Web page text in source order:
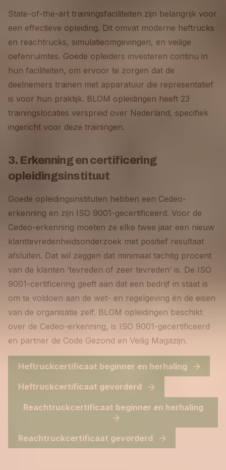
State-of-the-art trainingsfaciliteiten zijn belangrijk voor
een effectieve opleiding. Dit omvat moderne heftrucks
en reachtrucks, simulatieomgevingen, en veilige
oefenruimtes. Goede opleiders investeren continu in
hun faciliteiten, om ervoor te zorgen dat de
deelnemers trainen met apparatuur die representatief
is voor hun praktijk. BLOM opleidingen heeft 23
trainingslocaties verspreid over Nederland, specifiek
ingericht voor deze trainingen.
3. Erkenning en certificering
opleidingsinstituut
Goede opleidingsinstituten hebben een Cedeo-
erkenning en zijn ISO 9001-gecertificeerd. Voor de
Cedeo-erkenning moeten ze elke twee jaar een nieuw
klanttevredenheidsonderzoek met positief resultaat
afsluiten. Dat wil zeggen dat minimaal tachtig procent
van de klanten ‘tevreden of zeer tevreden’ is. De ISO
9001-certificering geeft aan dat een bedrijf in staat is
om te voldoen aan de wet- en regelgeving én de eisen
van de organisatie zelf. BLOM opleidingen beschikt
over de Cedeo-erkenning, is ISO 9001-gecertificeerd
en partner de Code Gezond en Veilig Magazijn.
Heftruckcertificaat beginner en herhaling
Heftruckcertificaat gevorderd
Reachtruckcertificaat beginner en herhaling
Reachtruckcertificaat gevorderd